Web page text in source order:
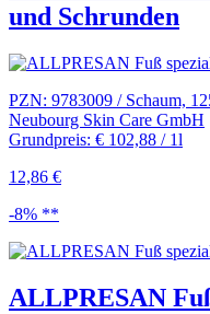
und Schrunden
PZN: 9783009 / Schaum,
Neubourg Skin Care GmbH
Grundpreis: € 102,88 / 1l
12,86 €
-8% **
ALLPRESAN